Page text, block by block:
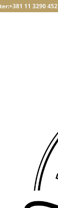
11 3290 452